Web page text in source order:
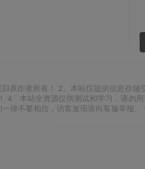
原作者所有！ 2、本站仅提供信息存
4、本站全资源仅供测试和学习，请勿
律不要相信，访客发现请向客服举报